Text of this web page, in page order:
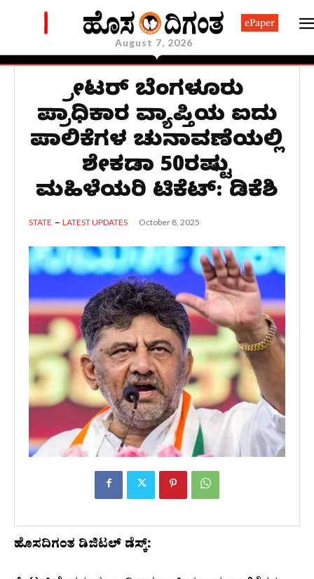
August 7, 2026
ePaper
ಗ್ರೇಟರ್ ಬೆಂಗಳೂರು
ಪ್ರಾಧಿಕಾರ ವ್ಯಾಪ್ತಿಯ ಐದು
ಪಾಲಿಕೆಗಳ ಚುನಾವಣೆಯಲ್ಲಿ
ಶೇಕಡಾ 50ರಷ್ಟು
ಮಹಿಳೆಯರಿಗೆ ಟಿಕೆಟ್: ಡಿಕೆಶಿ
STATE LATEST UPDATES October 8, 2025
ಹೊಸದಿಗಂತ ಡಿಜಿಟಲ್ ಡೆಸ್ಕ್: